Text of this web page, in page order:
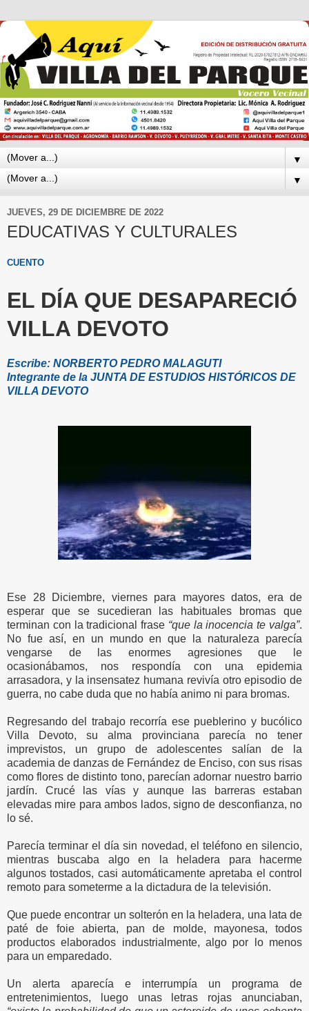
▼
▼
JUEVES, 29 DE DICIEMBRE DE 2022
EDUCATIVAS Y CULTURALES
CUENTO
EL DÍA QUE DESAPARECIÓ
VILLA DEVOTO
Escribe: NORBERTO PEDRO MALAGUTI
Integrante de la JUNTA DE ESTUDIOS HISTÓRICOS DE
VILLA DEVOTO
Ese 28 Diciembre, viernes para mayores datos, era de
esperar que se sucedieran las habituales bromas que
terminan con la tradicional frase “que la inocencia te valga”.
No fue así, en un mundo en que la naturaleza parecía
vengarse de las enormes agresiones que le
ocasionábamos, nos respondía con una epidemia
arrasadora, y la insensatez humana revivía otro episodio de
guerra, no cabe duda que no había animo ni para bromas.
Regresando del trabajo recorría ese pueblerino y bucólico
Villa Devoto, su alma provinciana parecía no tener
imprevistos, un grupo de adolescentes salían de la
academia de danzas de Fernández de Enciso, con sus risas
como flores de distinto tono, parecían adornar nuestro barrio
jardín. Crucé las vías y aunque las barreras estaban
elevadas mire para ambos lados, signo de desconfianza, no
lo sé.
Parecía terminar el día sin novedad, el teléfono en silencio,
mientras buscaba algo en la heladera para hacerme
algunos tostados, casi automáticamente apretaba el control
remoto para someterme a la dictadura de la televisión.
Que puede encontrar un solterón en la heladera, una lata de
paté de foie abierta, pan de molde, mayonesa, todos
productos elaborados industrialmente, algo por lo menos
para un emparedado.
Un alerta aparecía e interrumpía un programa de
entretenimientos, luego unas letras rojas anunciaban,